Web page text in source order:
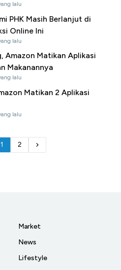
lalu
PHK Masih Berlanjut di
Online Ini
lalu
Amazon Matikan Aplikasi
Makanannya
lalu
Matikan 2 Aplikasi
lalu
1 2
Market
News
Lifestyle